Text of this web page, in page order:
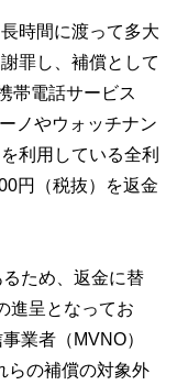
時間に渡って多大
罪し、補償として
帯電話サービス
ノやウォッチナン
利用している全利
円（税抜）を返金
ため、返金に替
進呈となってお
業者（MVNO）
らの補償の対象外